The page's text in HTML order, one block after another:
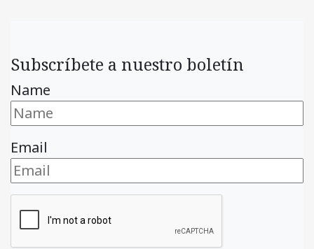
Subscríbete a nuestro boletín
Name
Email